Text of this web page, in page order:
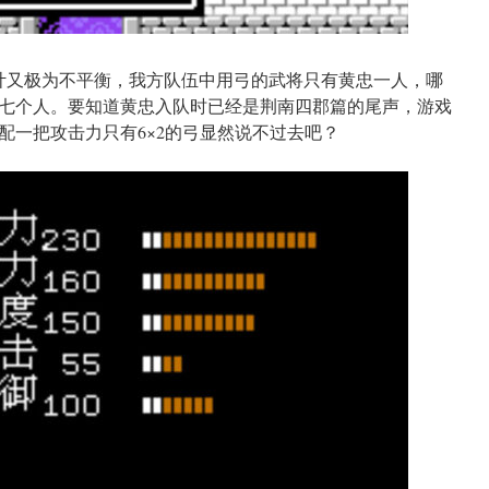
极为不平衡，我方队伍中用弓的武将只有黄忠一人，哪
个人。要知道黄忠入队时已经是荆南四郡篇的尾声，游戏
一把攻击力只有6×2的弓显然说不过去吧？